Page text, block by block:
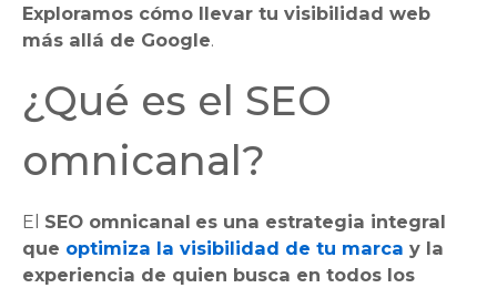
Exploramos cómo llevar tu visibilidad web
más allá de Google.
¿Qué es el SEO
omnicanal?
El SEO omnicanal es una estrategia integral
que optimiza la visibilidad de tu marca y la
experiencia de quien busca en todos los